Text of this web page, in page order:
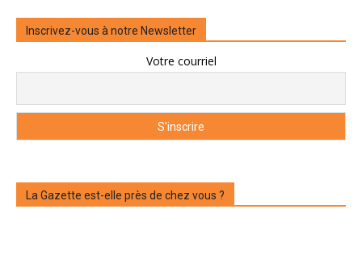
Inscrivez-vous à notre Newsletter
Votre courriel
La Gazette est-elle près de chez vous ?